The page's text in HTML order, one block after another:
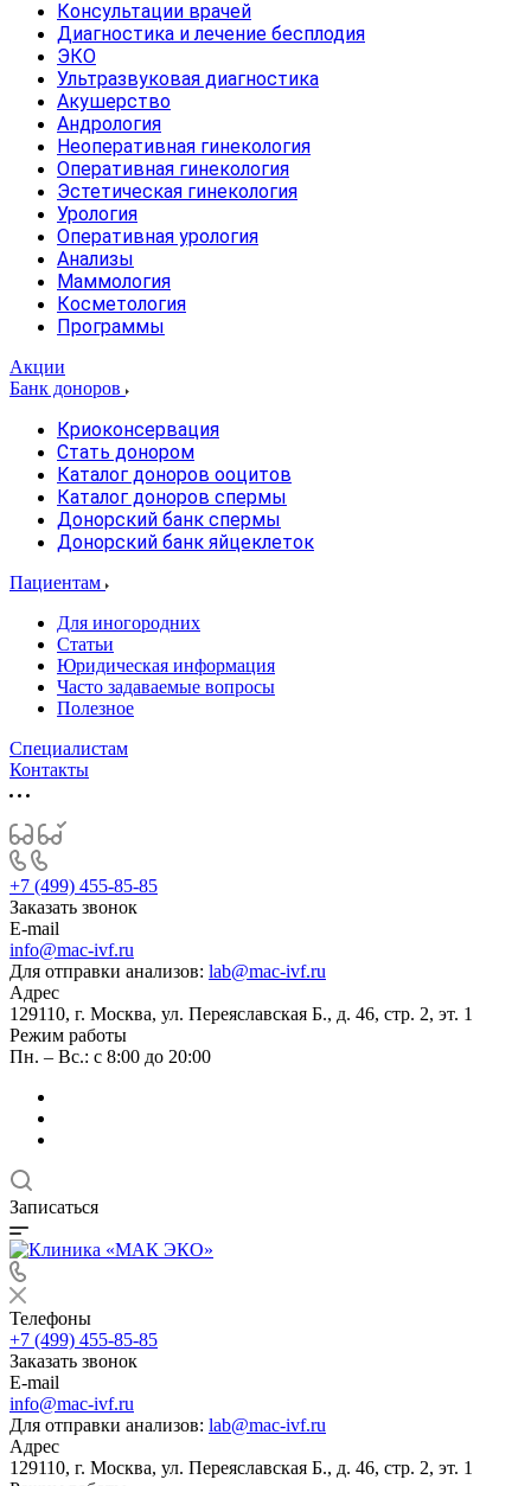
Консультации врачей
Диагностика и лечение бесплодия
ЭКО
Ультразвуковая диагностика
Акушерство
Андрология
Неоперативная гинекология
Оперативная гинекология
Эстетическая гинекология
Урология
Оперативная урология
Анализы
Маммология
Косметология
Программы
Акции
Банк доноров
Криоконсервация
Стать донором
Каталог доноров ооцитов
Каталог доноров спермы
Донорский банк спермы
Донорский банк яйцеклеток
Пациентам
Для иногородних
Статьи
Юридическая информация
Часто задаваемые вопросы
Полезное
Специалистам
Контакты
+7 (499) 455-85-85
Заказать звонок
E-mail
info@mac-ivf.ru
Для отправки анализов: lab@mac-ivf.ru
Адрес
129110, г. Москва, ул. Переяславская Б., д. 46, стр. 2, эт. 1
Режим работы
Пн. – Вс.: с 8:00 до 20:00
Записаться
Телефоны
+7 (499) 455-85-85
Заказать звонок
E-mail
info@mac-ivf.ru
Для отправки анализов: lab@mac-ivf.ru
Адрес
129110, г. Москва, ул. Переяславская Б., д. 46, стр. 2, эт. 1